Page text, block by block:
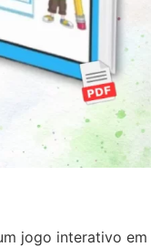
jogo interativo em